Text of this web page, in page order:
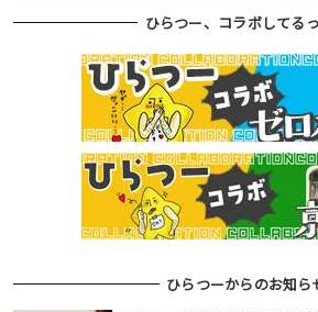
ひらつー、コラボしてる
ひらつーからのお知ら